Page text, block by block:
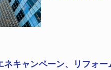
ネキャンペーン、リフォ